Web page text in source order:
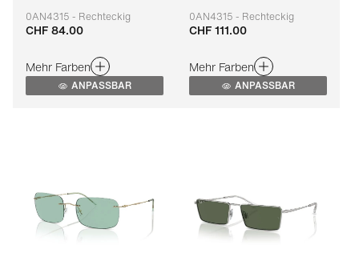
0AN4315 - Rechteckig
Anpassbar
CHF 84.00
Mehr Farben
ANPASSBAR
0AN4315 - Rechteckig
Anpassbar
CHF 111.00
Mehr Farben
ANPASSBAR